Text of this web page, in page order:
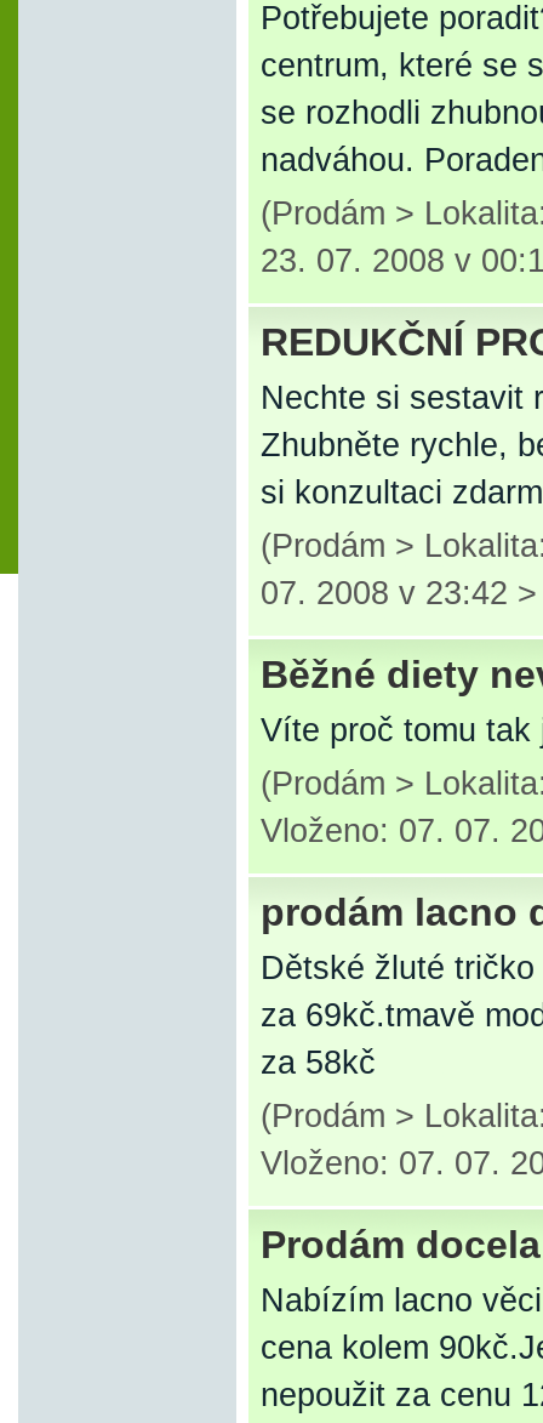
Potřebujete
centrum, které se
se rozhodli
nadváhou.
(Prodám >
23. 07. 2008 v
REDUKČNÍ
Nechte si sestavit
Zhubněte rychle,
si konzultaci
(Prodám >
07. 2008 v 23:42
Běžné diety
Víte proč tomu
(Prodám >
Vloženo: 07. 07.
prodám lacno
Dětské žluté
za 69kč.tmavě
za 58kč
(Prodám >
Vloženo: 07. 07.
Prodám
Nabízím lacno
cena kolem
nepoužit za cenu